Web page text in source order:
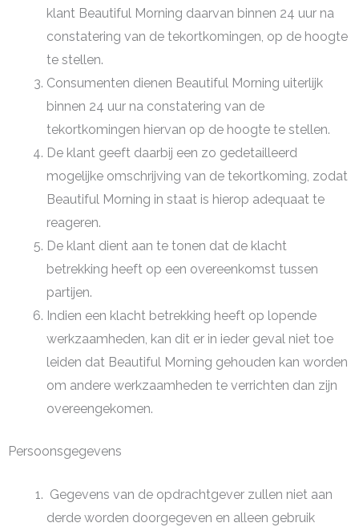
klant Beautiful Morning daarvan binnen 24 uur na
constatering van de tekortkomingen, op de hoogte
te stellen.
Consumenten dienen Beautiful Morning uiterlijk
binnen 24 uur na constatering van de
tekortkomingen hiervan op de hoogte te stellen.
De klant geeft daarbij een zo gedetailleerd
mogelijke omschrijving van de tekort­koming, zodat
Beautiful Morning in staat is hierop adequaat te
reageren.
De klant dient aan te tonen dat de klacht
betrekking heeft op een overeenkomst tussen
partijen.
Indien een klacht betrekking heeft op lopende
werkzaamheden, kan dit er in ieder geval niet toe
leiden dat Beautiful Morning gehouden kan worden
om andere werkzaamheden te verrichten dan zijn
overeengekomen.
Persoonsgegevens
Gegevens van de opdrachtgever zullen niet aan
derde worden doorgegeven en alleen gebruik